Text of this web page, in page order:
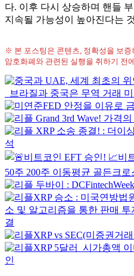
다. 이후 다시 상승하며 핸들
지속될 가능성이 높아진다는
※ 본 포스팅은 콘텐츠, 정확성을 보
암호화폐와 관련된 실행을 취하기 전